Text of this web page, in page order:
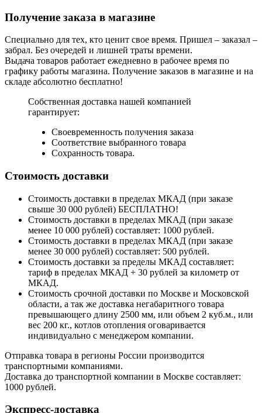
Получение заказа в магазине
Специально для тех, кто ценит свое время. Пришел – заказал –
забрал. Без очередей и лишней траты времени.
Выдача товаров работает ежедневно в рабочее время по
графику работы магазина. Получение заказов в магазине и на
складе абсолютно бесплатно!
Собственная доставка нашей компанией
гарантирует:
Своевременность получения заказа
Соответствие выбранного товара
Сохранность товара.
Стоимость доставки
Стоимость доставки в пределах МКАД (при заказе
свыше 30 000 рублей) БЕСПЛАТНО!
Стоимость доставки в пределах МКАД (при заказе
менее 10 000 рублей) составляет: 1000 рублей.
Стоимость доставки в пределах МКАД (при заказе
менее 30 000 рублей) составляет: 500 рублей.
Стоимость доставки за пределы МКАД составляет:
тариф в пределах МКАД + 30 рублей за километр от
МКАД.
Стоимость срочной доставки по Москве и Московской
области, а так же доставка негабаритного товара
превышающего длину 2500 мм, или объем 2 куб.м., или
вес 200 кг., котлов отопления оговаривается
индивидуально с менеджером компании.
Отправка товара в регионы России производится
транспортными компаниями.
Доставка до транспортной компании в Москве составляет:
1000 рублей.
Экспресс-доставка